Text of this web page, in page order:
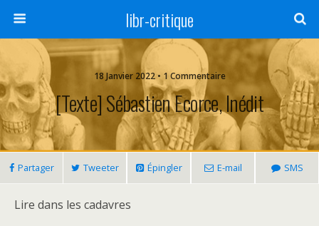
libr-critique
18 Janvier 2022 • 1 Commentaire
[Texte] Sébastien Ecorce, Inédit
Partager Tweeter Épingler E-mail SMS
Lire dans les cadavres